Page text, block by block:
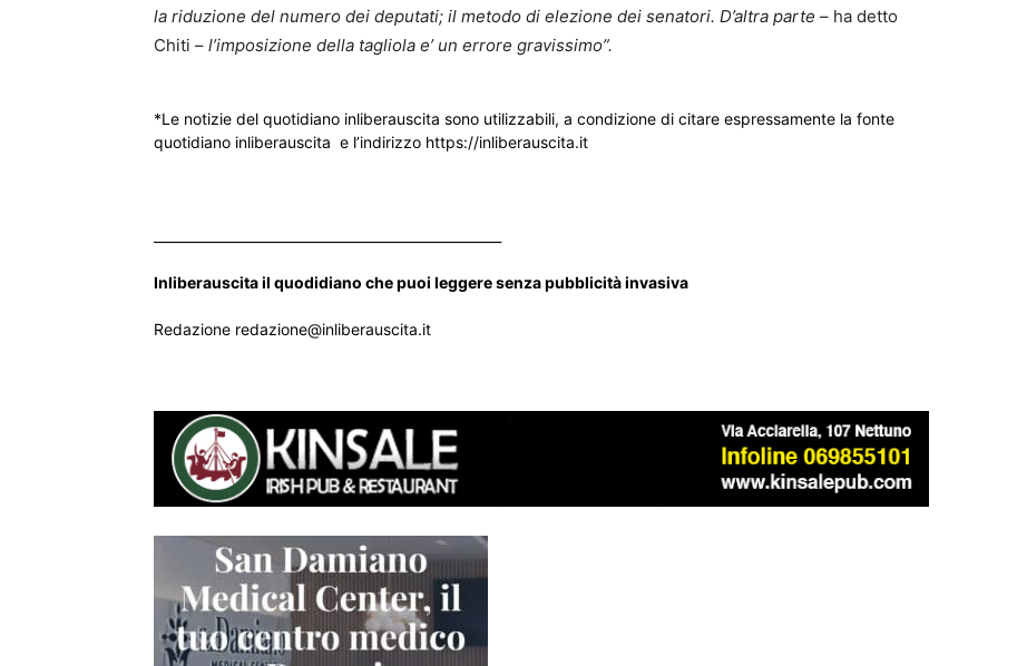
la riduzione del numero dei deputati; il metodo di elezione dei senatori. D’altra parte – ha detto
Chiti – l’imposizione della tagliola e’ un errore gravissimo”.
*Le notizie del quotidiano inliberauscita sono utilizzabili, a condizione di citare espressamente la fonte
quotidiano inliberauscita e l’indirizzo https://inliberauscita.it
Inliberauscita il quodidiano che puoi leggere senza pubblicità invasiva
Redazione redazione@inliberauscita.it